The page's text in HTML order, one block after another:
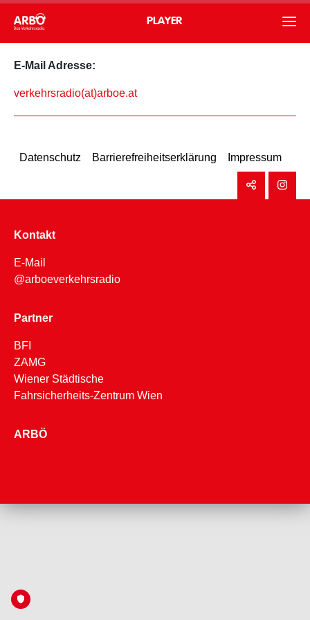
PLAYER
E-Mail Adresse:
verkehrsradio(at)arboe.at
Datenschutz Barrierefreiheitserklärung Impressum
Kontakt
E-Mail
@arboeverkehrsradio
Partner
BFI
ZAMG
Wiener Städtische
Fahrsicherheits-Zentrum Wien
ARBÖ